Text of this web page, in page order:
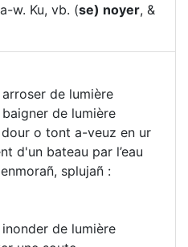
w. Ku, vb. (se) noyer, &
de lumière
de lumière
o tont a-veuz en ur
d'un bateau par l’eau
splujañ :
de lumière